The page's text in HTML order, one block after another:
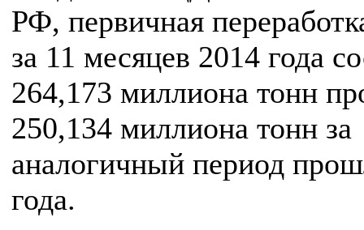
РФ, первичная
за 11 месяцев 2014 года
264,173 миллиона тонн
250,134 миллиона тонн за
аналогичный период
года.